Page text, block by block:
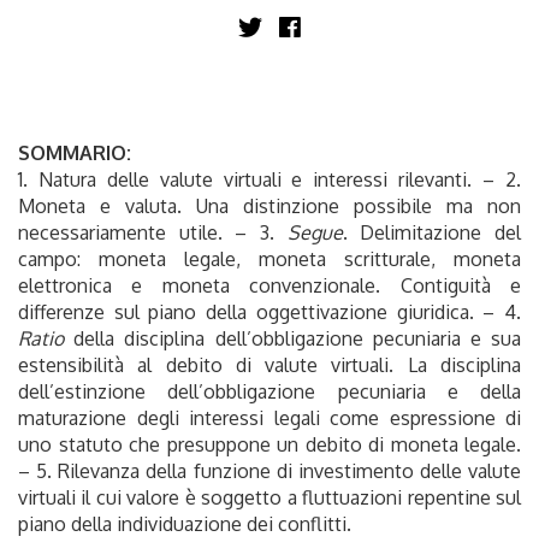
SOMMARIO:
1. Natura delle valute virtuali e interessi rilevanti. – 2.
Moneta e valuta. Una distinzione possibile ma non
necessariamente utile. – 3. Segue. Delimitazione del
campo: moneta legale, moneta scritturale, moneta
elettronica e moneta convenzionale. Contiguità e
differenze sul piano della oggettivazione giuridica. – 4.
Ratiodella disciplina dell’obbligazione pecuniaria e sua
estensibilità al debito di valute virtuali. La disciplina
dell’estinzione dell’obbligazione pecuniaria e della
maturazione degli interessi legali come espressione di
uno statuto che presuppone un debito di moneta legale.
– 5. Rilevanza della funzione di investimento delle valute
virtuali il cui valore è soggetto a fluttuazioni repentine sul
piano della individuazione dei conflitti.